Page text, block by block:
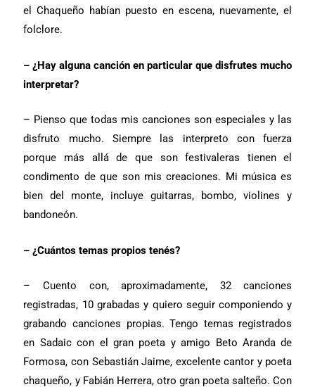
el Chaqueño habían puesto en escena, nuevamente, el
folclore.
–¿Hay alguna canción en particular que disfrutes mucho
interpretar?
– Pienso que todas mis canciones son especiales y las
disfruto mucho. Siempre las interpreto con fuerza
porque más allá de que son festivaleras tienen el
condimento de que son mis creaciones. Mi música es
bien del monte, incluye guitarras, bombo, violines y
bandoneón.
– ¿Cuántos temas propios tenés?
– Cuento con, aproximadamente, 32 canciones
registradas, 10 grabadas y quiero seguir componiendo y
grabando canciones propias. Tengo temas registrados
en Sadaic con el gran poeta y amigo Beto Aranda de
Formosa, con Sebastián Jaime, excelente cantor y poeta
chaqueño, y Fabián Herrera, otro gran poeta salteño. Con